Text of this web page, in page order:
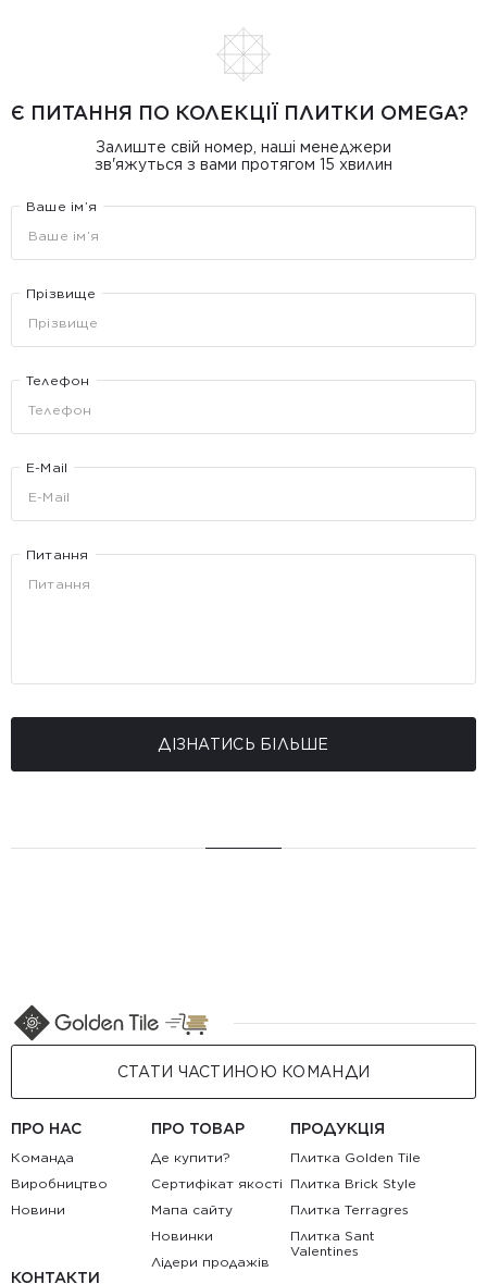
Є ПИТАННЯ ПО КОЛЕКЦІЇ ПЛИТКИ OMEGA?
Залиште свій номер, наші менеджери
зв'яжуться з вами протягом 15 хвилин
Ваше ім’я
Прізвище
Телефон
E-Mail
Питання
ДІЗНАТИСЬ БІЛЬШЕ
СТАТИ ЧАСТИНОЮ КОМАНДИ
ПРО НАС
Команда
Виробництво
Новини
ПРО ТОВАР
Де купити?
Сертифікат якості
Мапа сайту
Новинки
Лідери продажів
ПРОДУКЦІЯ
Плитка Golden Tile
Плитка Brick Style
Плитка Terragres
Плитка Sant
Valentines
КОНТАКТИ